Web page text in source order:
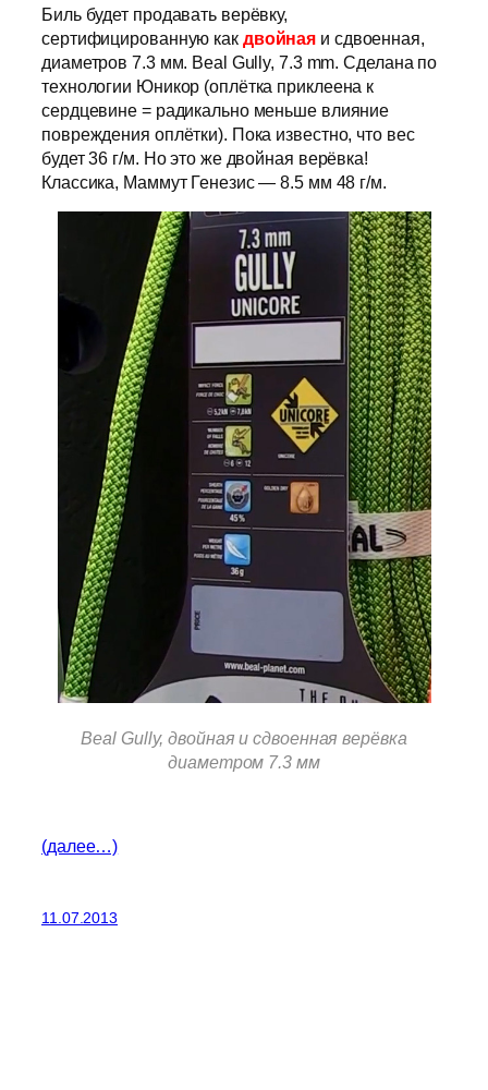
Биль будет продавать верёвку,
сертифицированную как двойная и сдвоенная,
диаметров 7.3 мм. Beal Gully, 7.3 mm. Сделана по
технологии Юникор (оплётка приклеена к
сердцевине = радикально меньше влияние
повреждения оплётки). Пока известно, что вес
будет 36 г/м. Но это же двойная верёвка!
Классика, Маммут Генезис — 8.5 мм 48 г/м.
Beal Gully, двойная и сдвоенная верёвка
диаметром 7.3 мм
(далее…)
11.07.2013